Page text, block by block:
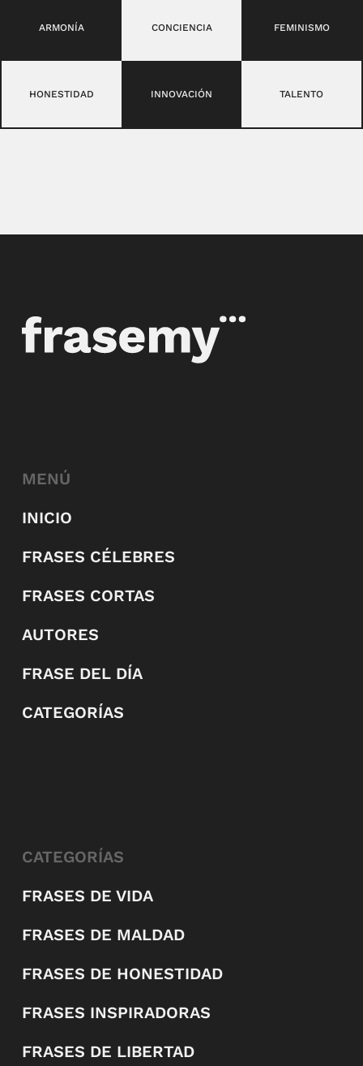
ARMONÍA CONCIENCIA FEMINISMO
HONESTIDAD INNOVACIÓN TALENTO
MENÚ
INICIO
FRASES CÉLEBRES
FRASES CORTAS
AUTORES
FRASE DEL DÍA
CATEGORÍAS
CATEGORÍAS
FRASES DE VIDA
FRASES DE MALDAD
FRASES DE HONESTIDAD
FRASES INSPIRADORAS
FRASES DE LIBERTAD